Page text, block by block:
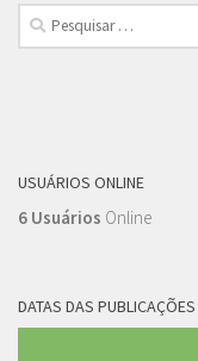
Pesquisar
por:
USUÁRIOS ONLINE
6 Usuários Online
DATAS DAS PUBLICAÇÕES